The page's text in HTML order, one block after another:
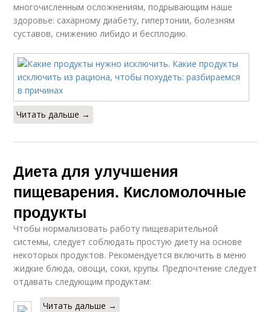
многочисленным осложнениям, подрывающим наше
здоровье: сахарному диабету, гипертонии, болезням
суставов, снижению либидо и бесплодию.
Читать дальше →
Диета для улучшения
пищеварения. Кисломолочные
продукты
Чтобы нормализовать работу пищеварительной
системы, следует соблюдать простую диету на основе
некоторых продуктов. Рекомендуется включить в меню
жидкие блюда, овощи, соки, крупы. Предпочтение следует
отдавать следующим продуктам:
Читать дальше →